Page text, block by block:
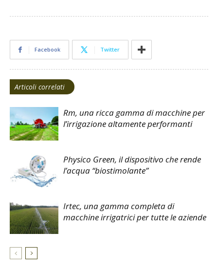
Facebook Twitter
Articoli correlati
Rm, una ricca gamma di macchine per
l’irrigazione altamente performanti
Physico Green, il dispositivo che rende
l’acqua “biostimolante”
Irtec, una gamma completa di
macchine irrigatrici per tutte le aziende